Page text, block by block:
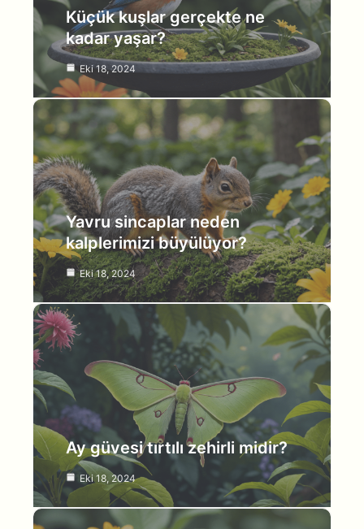
Küçük kuşlar gerçekte ne
kadar yaşar?
Eki 18, 2024
Yavru sincaplar neden
kalplerimizi büyülüyor?
Eki 18, 2024
Ay güvesi tırtılı zehirli midir?
Eki 18, 2024